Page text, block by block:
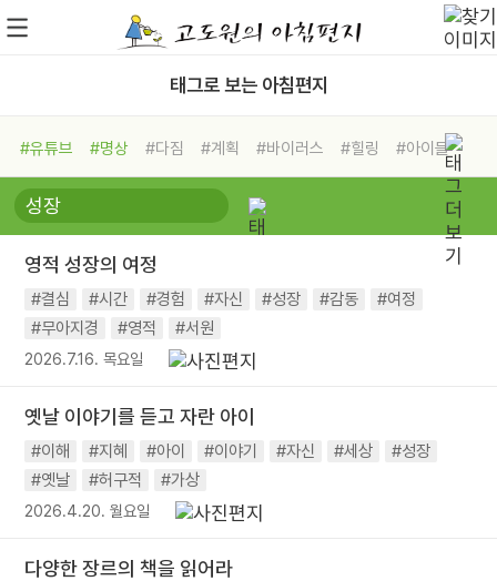
태그로 보는 아침편지
#유튜브 #명상 #다짐 #계획 #바이러스 #힐링
#아이들
#비전캠프
#독서캠프 #삶
#희망
#나눔 #친구 #링컨학교
#독서
#건강 #면역력
영적 성장의 여정
#결심 #시간 #경험 #자신 #성장 #감동
#여정
#무아지경
#영적 #서원
2026.7.16. 목요일
옛날 이야기를 듣고 자란 아이
#이해 #지혜 #아이 #이야기 #자신 #세상
#성장
#옛날
#허구적 #가상
2026.4.20. 월요일
다양한 장르의 책을 읽어라